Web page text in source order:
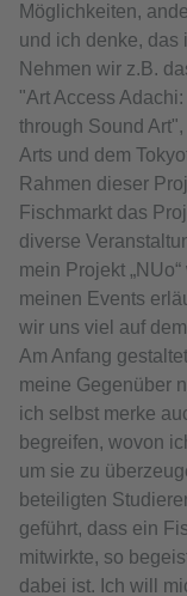
Möglichkeiten,
und ich denke, das
Nehmen wir z.B.
"Art Access
through Sound
Arts und dem
Rahmen dieser
Fischmarkt das
diverse
mein Projekt
meinen Events
wir uns viel auf
Am Anfang
meine Gegenüber
ich selbst merke
begreifen, wovon
um sie zu
beteiligten
geführt, dass ein
mitwirkte, so
dabei ist. Ich will